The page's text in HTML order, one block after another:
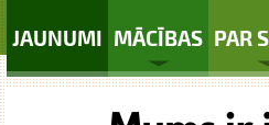
JAUNUMI MĀCĪBAS PAR